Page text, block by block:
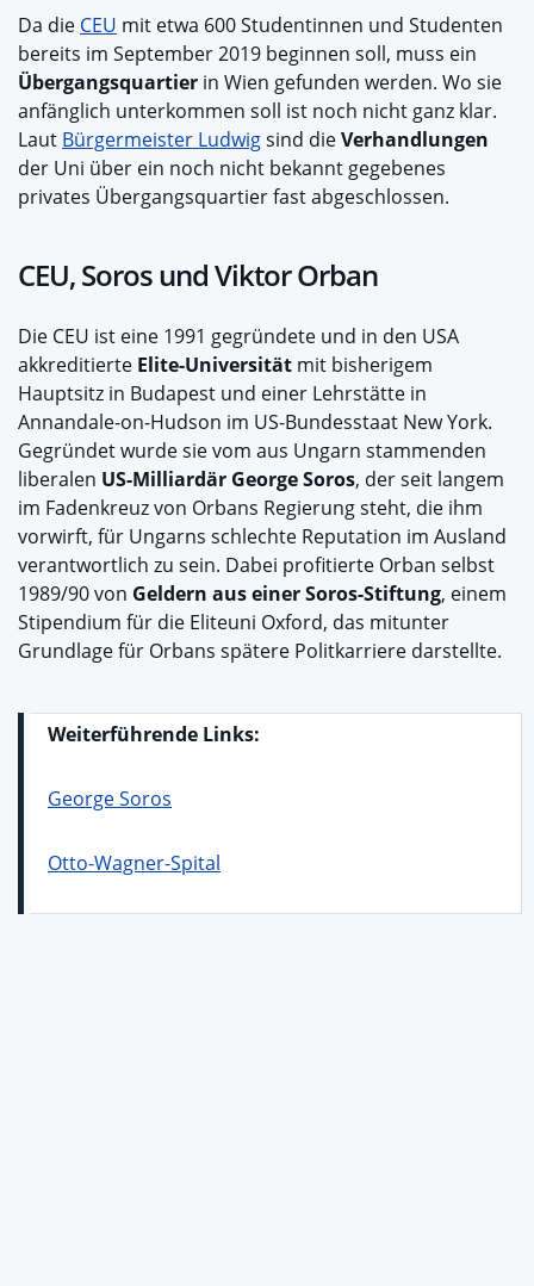
Da die CEU mit etwa 600 Studentinnen und Studenten
bereits im September 2019 beginnen soll, muss ein
Übergangsquartier in Wien gefunden werden. Wo sie
anfänglich unterkommen soll ist noch nicht ganz klar.
Laut Bürgermeister Ludwigsind dieVerhandlungen
der Uni über ein noch nicht bekannt gegebenes
privates Übergangsquartier fast abgeschlossen.
CEU, Soros und Viktor Orban
Die CEU ist eine 1991 gegründete und in den USA
akkreditierte Elite-Universität mit bisherigem
Hauptsitz in Budapest und einer Lehrstätte in
Annandale-on-Hudson im US-Bundesstaat New York.
Gegründet wurde sie vom aus Ungarn stammenden
liberalen US-Milliardär George Soros, der seit langem
im Fadenkreuz von Orbans Regierung steht, die ihm
vorwirft, für Ungarns schlechte Reputation im Ausland
verantwortlich zu sein. Dabei profitierte Orban selbst
1989/90 von Geldern aus einer Soros-Stiftung, einem
Stipendium für die Eliteuni Oxford, das mitunter
Grundlage für Orbans spätere Politkarriere darstellte.
Weiterführende Links:
George Soros
Otto-Wagner-Spital